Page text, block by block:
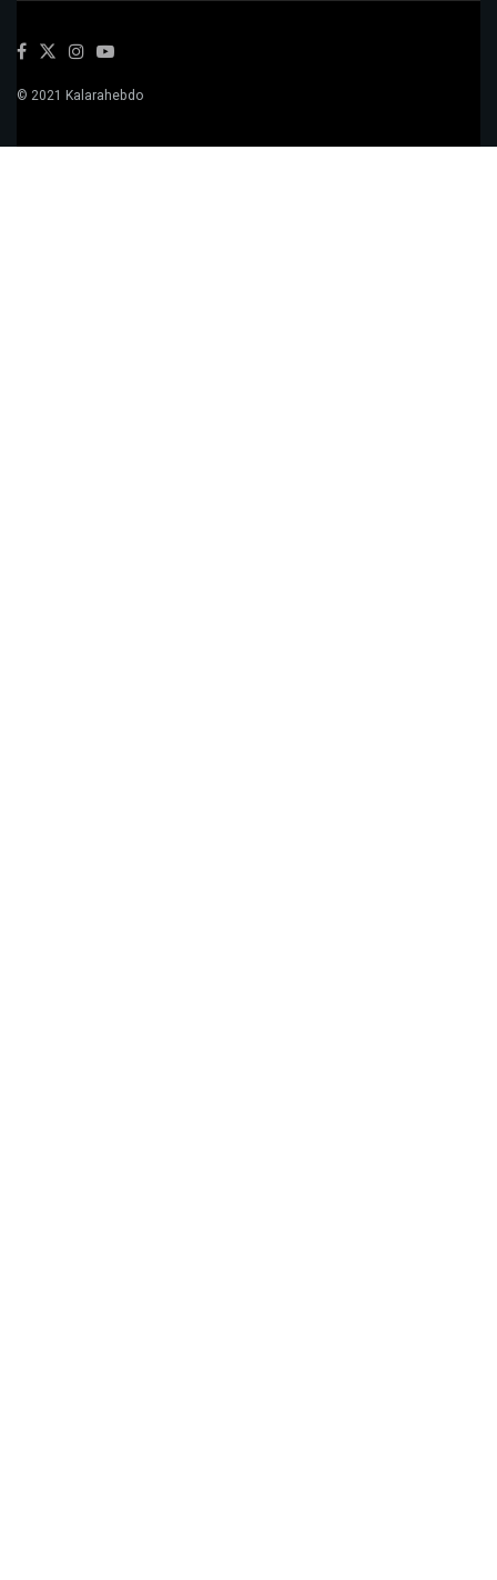
© 2021 Kalarahebdo